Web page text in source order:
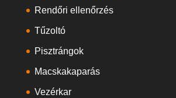
Rendőri ellenőrzés
Tűzoltó
Pisztrángok
Macskakaparás
Vezérkar